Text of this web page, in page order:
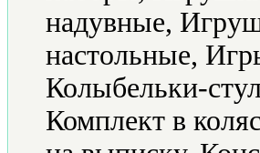
надувные,
настольные,
Колыбельки-
Комплект в